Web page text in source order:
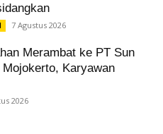
7 Agustus 2026
Merambat ke PT Sun
Karyawan
2026